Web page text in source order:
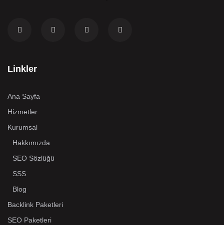
Linkler
Ana Sayfa
Hizmetler
Kurumsal
Hakkımızda
SEO Sözlüğü
SSS
Blog
Backlink Paketleri
SEO Paketleri